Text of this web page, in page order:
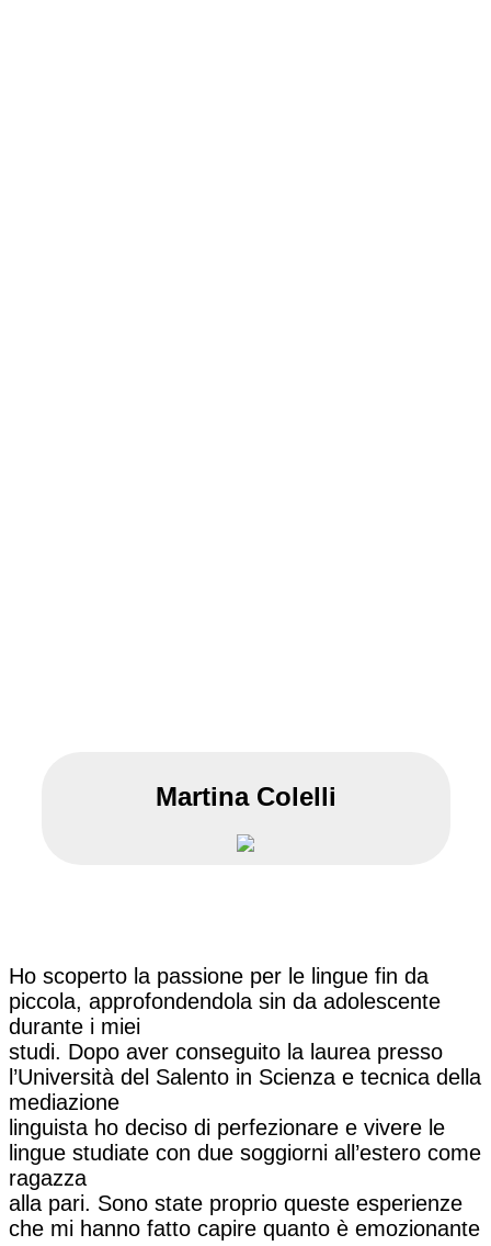
Martina Colelli
Ho scoperto la passione per le lingue fin da
piccola, approfondendola sin da adolescente
durante i miei
studi. Dopo aver conseguito la laurea presso
l’Università del Salento in Scienza e tecnica della
mediazione
linguista ho deciso di perfezionare e vivere le
lingue studiate con due soggiorni all’estero come
ragazza
alla pari. Sono state proprio queste esperienze
che mi hanno fatto capire quanto è emozionante